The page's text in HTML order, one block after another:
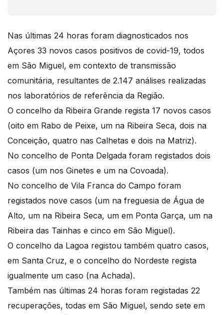
Nas últimas 24 horas foram diagnosticados nos
Açores 33 novos casos positivos de covid-19, todos
em São Miguel, em contexto de transmissão
comunitária, resultantes de 2.147 análises realizadas
nos laboratórios de referência da Região.
O concelho da Ribeira Grande regista 17 novos casos
(oito em Rabo de Peixe, um na Ribeira Seca, dois na
Conceição, quatro nas Calhetas e dois na Matriz).
No concelho de Ponta Delgada foram registados dois
casos (um nos Ginetes e um na Covoada).
No concelho de Vila Franca do Campo foram
registados nove casos (um na freguesia de Água de
Alto, um na Ribeira Seca, um em Ponta Garça, um na
Ribeira das Tainhas e cinco em São Miguel).
O concelho da Lagoa registou também quatro casos,
em Santa Cruz, e o concelho do Nordeste regista
igualmente um caso (na Achada).
Também nas últimas 24 horas foram registadas 22
recuperações, todas em São Miguel, sendo sete em